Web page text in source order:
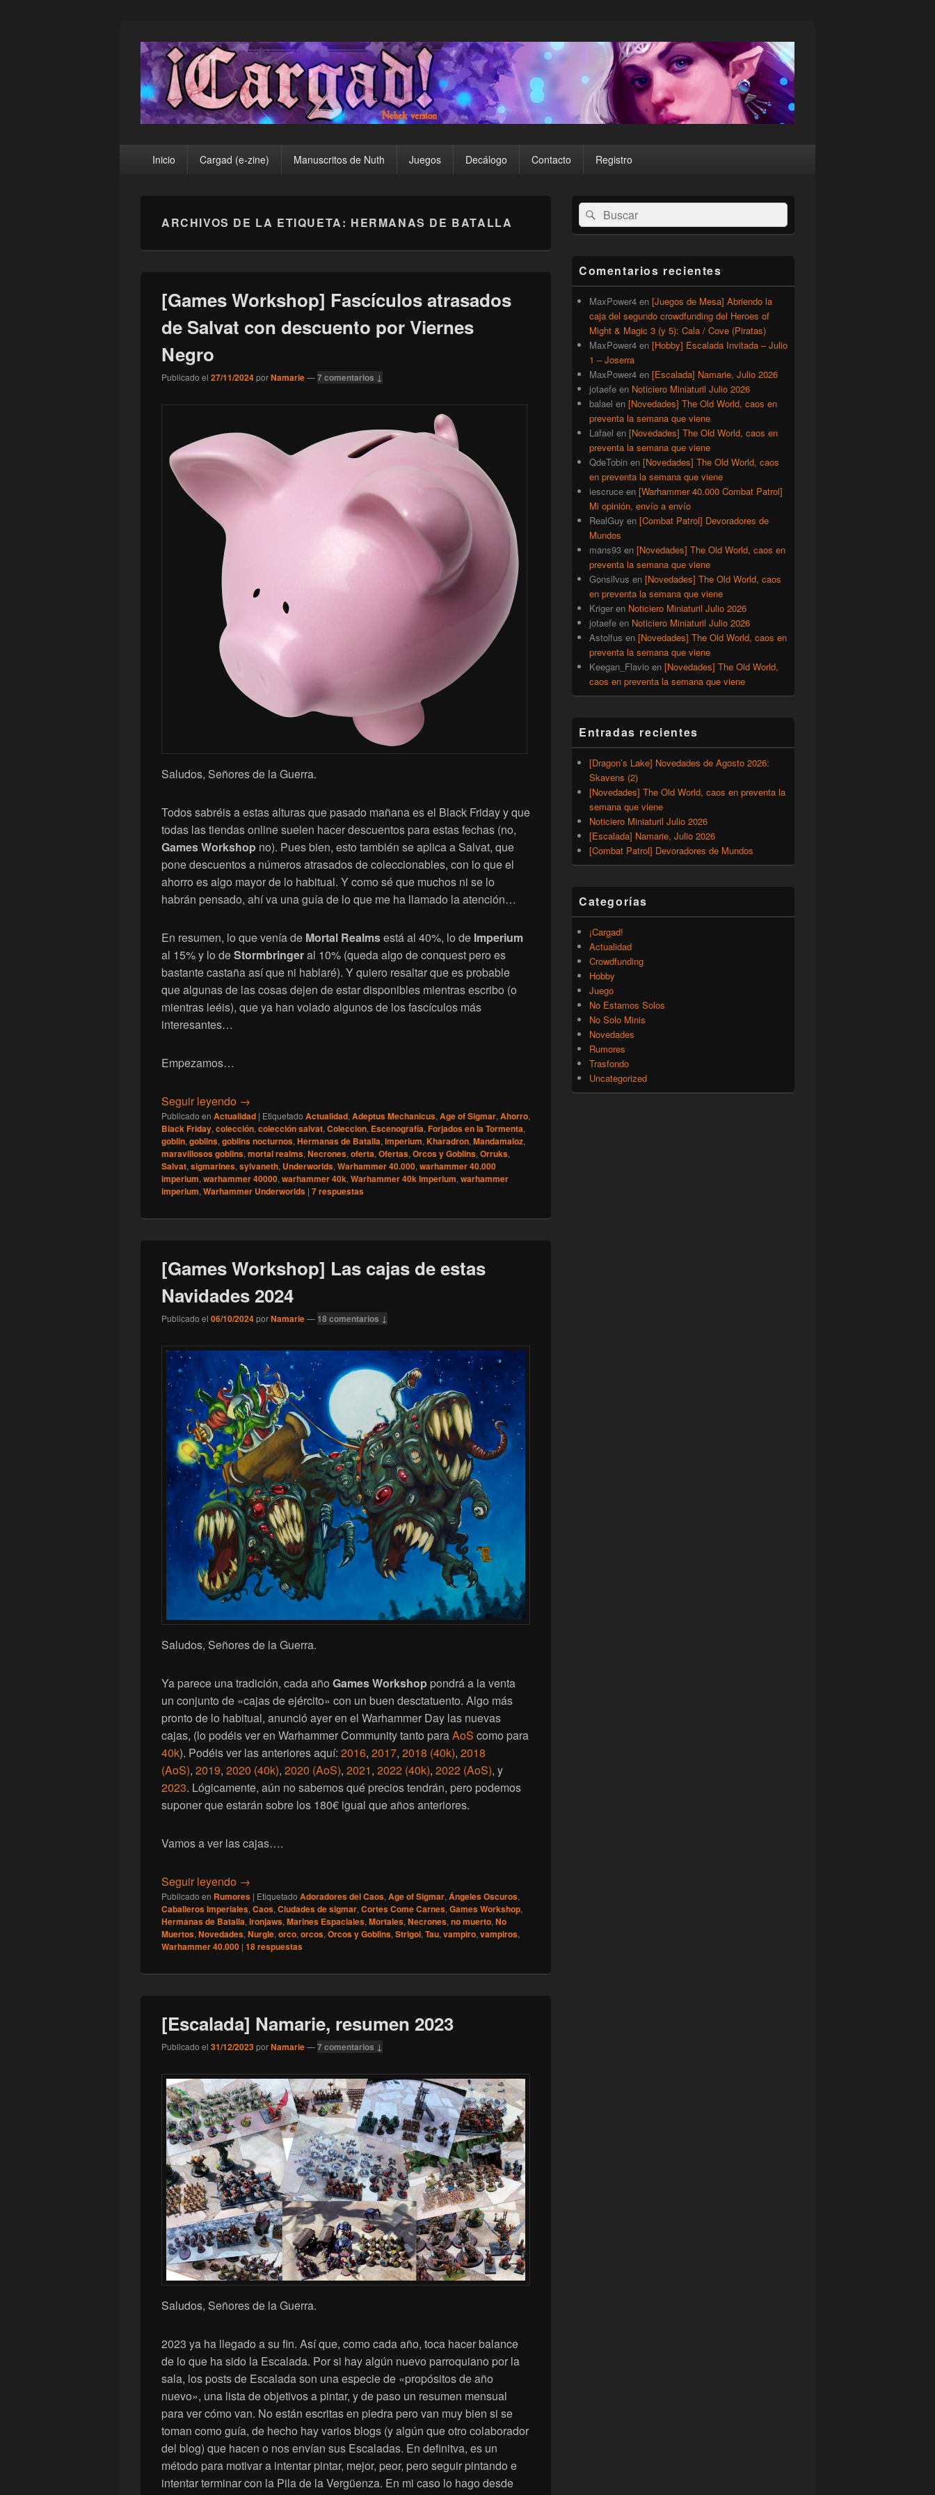
¡Cargad!
principalInicio Cargad (e-zine) Manuscritos de Nuth Juegos Decálogo Contacto Registro
ARCHIVOS DE LA ETIQUETA: HERMANAS DE BATALLA
[Games Workshop] Fascículos atrasados
de Salvat con descuento por Viernes
Negro
Publicado el 27/11/2024porNamarie—7 comentarios ↓
Saludos, Señores de la Guerra.
Todos sabréis a estas alturas que pasado mañana es el Black Friday y que
todas las tiendas online suelen hacer descuentos para estas fechas (no,
Games Workshop no). Pues bien, esto también se aplica a Salvat, que
pone descuentos a números atrasados de coleccionables, con lo que el
ahorro es algo mayor de lo habitual. Y como sé que muchos ni se lo
habrán pensado, ahí va una guía de lo que me ha llamado la atención…
En resumen, lo que venía de Mortal Realmsestá al 40%, lo de Imperium
al 15% y lo deStormbringeral 10% (queda algo de conquest pero es
bastante castaña así que ni hablaré). Y quiero resaltar que es probable
que algunas de las cosas dejen de estar disponibles mientras escribo (o
mientras leéis), que ya han volado algunos de los fascículos más
interesantes…
Empezamos…
Seguir leyendo [Games Workshop] Fascículos atrasados de Salvat con descuento por Viernes Negro
→
Publicado en Actualidad | Etiquetado Actualidad, Adeptus Mechanicus, Age of Sigmar, Ahorro,
Black Friday, colección, colección salvat, Coleccion, Escenografía, Forjados en la Tormenta,
goblin, goblins, goblins nocturnos, Hermanas de Batalla, imperium, Kharadron, Mandamaloz,
maravillosos goblins, mortal realms, Necrones, oferta, Ofertas, Orcos y Goblins, Orruks,
Salvat, sigmarines, sylvaneth, Underworlds, Warhammer 40.000, warhammer 40.000
imperium, warhammer 40000, warhammer 40k, Warhammer 40k Imperium, warhammer
imperium, Warhammer Underworlds | 7respuestas
[Games Workshop] Las cajas de estas
Navidades 2024
Publicado el 06/10/2024porNamarie— 18 comentarios ↓
Saludos, Señores de la Guerra.
Ya parece una tradición, cada año Games Workshop pondrá a la venta
un conjunto de «cajas de ejército» con un buen desctatuento. Algo más
pronto de lo habitual, anunció ayer en el Warhammer Day las nuevas
cajas, (lo podéis ver en Warhammer Community tanto paraAoS como para
40k). Podéis ver las anteriores aquí: 2016, 2017, 2018 (40k), 2018
(AoS), 2019, 2020 (40k), 2020 (AoS), 2021, 2022 (40k), 2022 (AoS), y
2023. Lógicamente, aún no sabemos qué precios tendrán, pero podemos
suponer que estarán sobre los 180€ igual que años anteriores.
Vamos a ver las cajas….
Seguir leyendo [Games Workshop] Las cajas de estas Navidades 2024
→
Publicado en Rumores | Etiquetado Adoradores del Caos, Age of Sigmar, Ángeles Oscuros,
Caballeros Imperiales, Caos, Ciudades de sigmar, Cortes Come Carnes, Games Workshop,
Hermanas de Batalla, ironjaws, Marines Espaciales, Mortales, Necrones, no muerto, No
Muertos, Novedades, Nurgle, orco, orcos, Orcos y Goblins, Strigoi, Tau, vampiro, vampiros,
Warhammer 40.000 | 18respuestas
[Escalada] Namarie, resumen 2023
Publicado el 31/12/2023porNamarie—7 comentarios ↓
Saludos, Señores de la Guerra.
2023 ya ha llegado a su fin. Así que, como cada año, toca hacer balance
de lo que ha sido la Escalada. Por si hay algún nuevo parroquiano por la
sala, los posts de Escalada son una especie de «propósitos de año
nuevo», una lista de objetivos a pintar, y de paso un resumen mensual
para ver cómo van. No están escritas en piedra pero van muy bien si se
toman como guía, de hecho hay varios blogs (y algún que otro colaborador
del blog) que hacen o nos envían sus Escaladas. En definitva, es un
método para motivar a intentar pintar, mejor, peor, pero seguir pintando e
intentar terminar con la Pila de la Vergüenza. En mi caso lo hago desde
El
área
de
lateral
primaria
Buscar
por:
Buscar
Comentarios recientes
MaxPower4 en [Juegos de Mesa] Abriendo la
caja del segundo crowdfunding del Heroes of
Might & Magic 3 (y 5): Cala / Cove (Piratas)
MaxPower4 en [Hobby] Escalada Invitada – Julio
1 – Joserra
MaxPower4 en [Escalada] Namarie, Julio 2026
jotaefe en Noticiero Miniaturil Julio 2026
balael en [Novedades] The Old World, caos en
preventa la semana que viene
Lafael en [Novedades] The Old World, caos en
preventa la semana que viene
QdeTobin en [Novedades] The Old World, caos
en preventa la semana que viene
iescruce en [Warhammer 40.000 Combat Patrol]
Mi opinión, envío a envío
RealGuy en [Combat Patrol] Devoradores de
Mundos
mans93 en [Novedades] The Old World, caos en
preventa la semana que viene
Gonsilvus en [Novedades] The Old World, caos
en preventa la semana que viene
Kriger en Noticiero Miniaturil Julio 2026
jotaefe en Noticiero Miniaturil Julio 2026
Astolfus en [Novedades] The Old World, caos en
preventa la semana que viene
Keegan_Flavio en [Novedades] The Old World,
caos en preventa la semana que viene
Entradas recientes
[Dragon’s Lake] Novedades de Agosto 2026:
Skavens (2)
[Novedades] The Old World, caos en preventa la
semana que viene
Noticiero Miniaturil Julio 2026
[Escalada] Namarie, Julio 2026
[Combat Patrol] Devoradores de Mundos
Categorías
¡Cargad!
Actualidad
Crowdfunding
Hobby
Juego
No Estamos Solos
No Solo Minis
Novedades
Rumores
Trasfondo
Uncategorized